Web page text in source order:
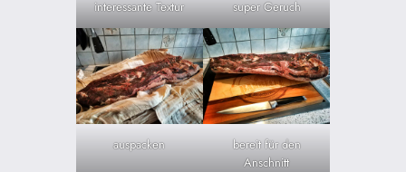
interessante Textur super Geruch
auspacken
bereit für den
Anschnitt